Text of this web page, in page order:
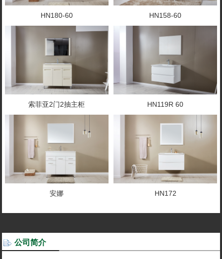
HN180-60 HN158-60
索菲亚2门2抽主柜 HN119R 60
安娜 HN172
公司简介